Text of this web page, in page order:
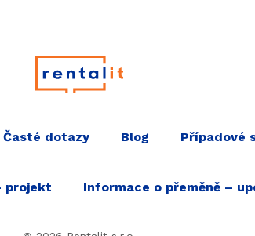
Časté dotazy Blog Případové
projekt Informace o přeměně –